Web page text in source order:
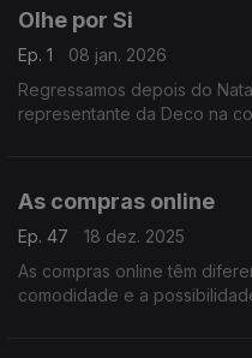
Olhe por Si
Ep. 1
08 jan. 2026
Regressamos depois do Natal. Hoje Graça
representante da Deco na
As compras online
Ep. 47
18 dez. 2025
As compras online têm
comodidade e a